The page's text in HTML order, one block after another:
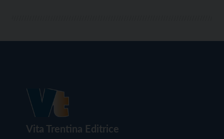
Vita Trentina Editrice